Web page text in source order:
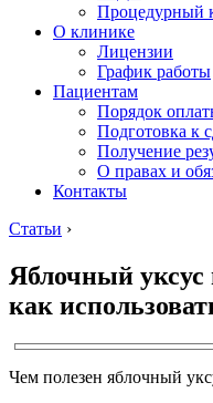
Процедурный
О клинике
Лицензии
График работы
Пациентам
Порядок
Подготовка к
Получение
О правах и
Контакты
Статьи ›
Яблочный
как
Чем полезен яблочный